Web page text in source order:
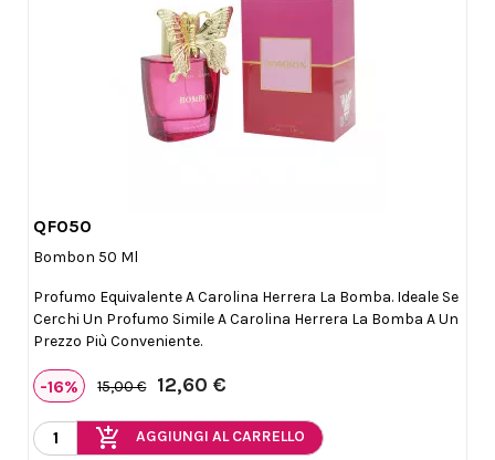
QF050
Bombon 50 Ml
Profumo Equivalente A Carolina Herrera La Bomba. Ideale Se
Cerchi Un Profumo Simile A Carolina Herrera La Bomba A Un
Prezzo Più Conveniente.
-16% 15,00 € 12,60 €
add_shopping_cart AGGIUNGI AL CARRELLO